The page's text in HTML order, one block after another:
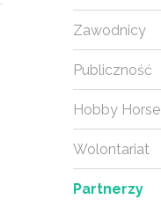
Zawodnicy
Publiczność
Hobby Horse
Wolontariat
Partnerzy